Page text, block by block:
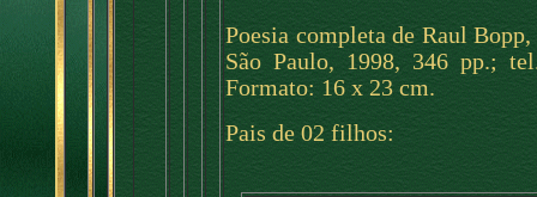
Poesia completa de Raul
São Paulo, 1998, 346 pp.;
Formato: 16 x 23 cm.
Pais de 02 filhos: